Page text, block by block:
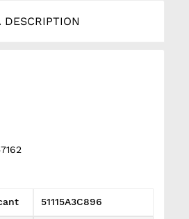
DESCRIPTION
51115A3C896